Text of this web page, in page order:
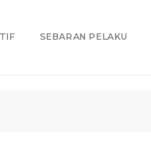
SEBARAN PELAKU